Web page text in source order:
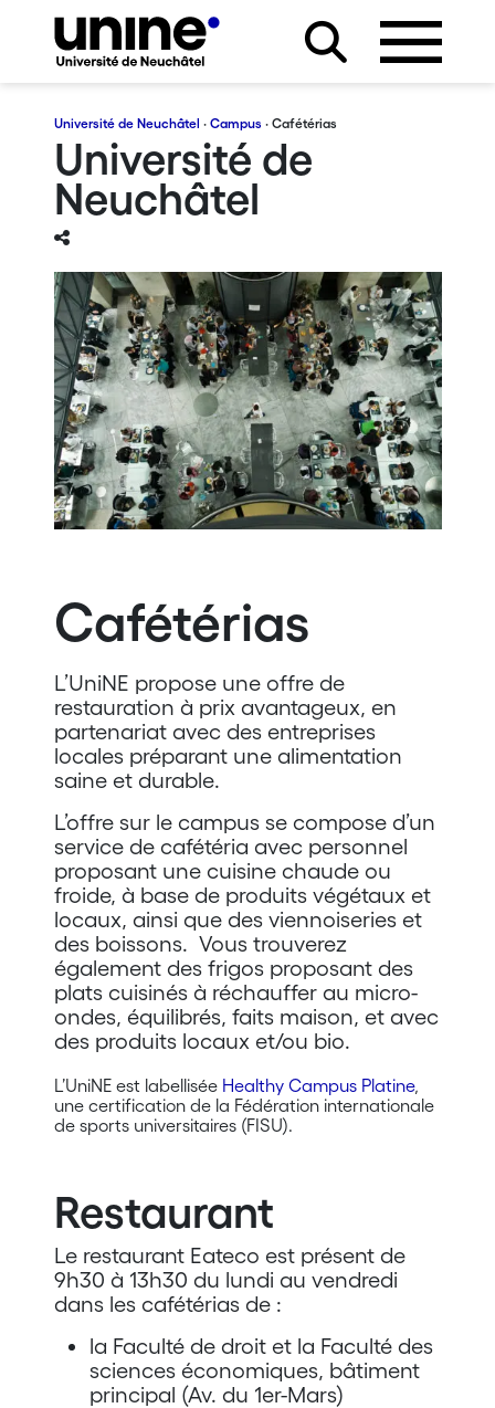
Université de Neuchâtel · Campus · Cafétérias
Université de
Neuchâtel
Cafétérias
L’UniNE propose une offre de
restauration à prix avantageux, en
partenariat avec des entreprises
locales préparant une alimentation
saine et durable.
L’offre sur le campus se compose d’un
service de cafétéria avec personnel
proposant une cuisine chaude ou
froide, à base de produits végétaux et
locaux, ainsi que des viennoiseries et
des boissons. Vous trouverez
également des frigos proposant des
plats cuisinés à réchauffer au micro-
ondes, équilibrés, faits maison, et avec
des produits locaux et/ou bio.
L’UniNE est labellisée Healthy Campus Platine,
une certification de la Fédération internationale
de sports universitaires (FISU).
Restaurant
Le restaurant Eateco est présent de
9h30 à 13h30 du lundi au vendredi
dans les cafétérias de :
la Faculté de droit et la Faculté des
sciences économiques, bâtiment
principal (Av. du 1er-Mars)